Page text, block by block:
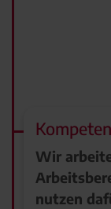
Wir
nutzen